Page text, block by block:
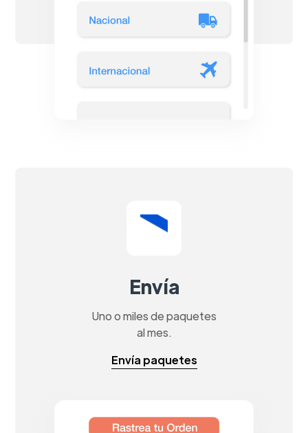
Envía
Uno o miles de paquetes
al mes.
Envía paquetes